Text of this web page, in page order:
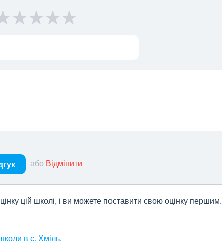
або Відмінити
цій школі, і ви можете поставити свою оцінку першим.
в с. Хміль.